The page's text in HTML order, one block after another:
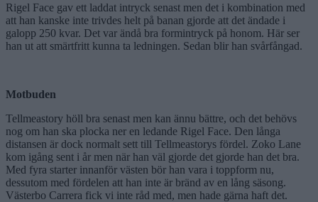
Rigel Face gav ett laddat intryck senast men det i kombination med
att han kanske inte trivdes helt på banan gjorde att det ändade i
galopp 250 kvar. Det var ändå bra formintryck på honom. Här ser
han ut att smärtfritt kunna ta ledningen. Sedan blir han svårfångad.
Motbuden
Tellmeastory höll bra senast men kan ännu bättre, och det behövs
nog om han ska plocka ner en ledande Rigel Face. Den långa
distansen är dock normalt sett till Tellmeastorys fördel. Zoko Lane
kom igång sent i år men när han väl gjorde det gjorde han det bra.
Med fyra starter innanför västen bör han vara i toppform nu,
dessutom med fördelen att han inte är bränd av en lång säsong.
Västerbo Carrera fick vi inte råd med, men hade gärna haft det.